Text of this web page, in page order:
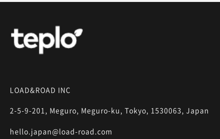
LOAD&ROAD INC
2-5-9-201, Meguro, Meguro-ku, Tokyo, 1530063, Japan
hello.japan@load-road.com